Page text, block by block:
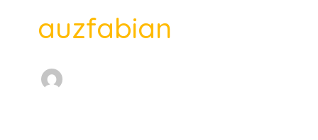
auzfabian